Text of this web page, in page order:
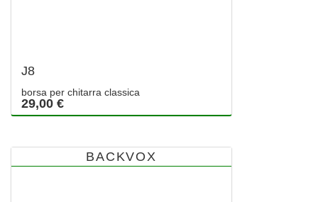
J8
borsa per chitarra classica
29,00 €
BACKVOX